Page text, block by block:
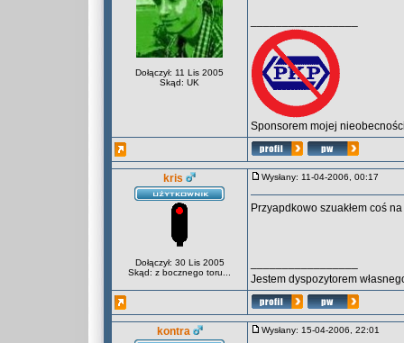
Dołączył: 11 Lis 2005
Skąd: UK
Sponsorem mojej
kris
Dołączył: 30 Lis 2005
Skąd: z bocznego toru...
Wysłany: 11-04-2006, 00:17
Przyapdkowo szuakłem coś
Jestem dyspozytorem
kontra Wysłany: 15-04-2006, 22:01